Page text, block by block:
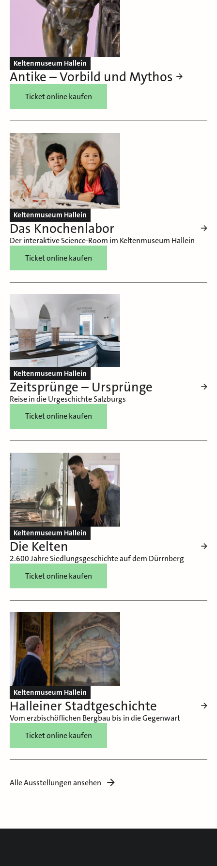
Keltenmuseum Hallein
Antike – Vorbild und Mythos
Ticket online kaufen
Keltenmuseum Hallein
Das Knochenlabor
Der interaktive Science-Room im Keltenmuseum Hallein
Ticket online kaufen
Keltenmuseum Hallein
Zeitsprünge – Ursprünge
Reise in die Urgeschichte Salzburgs
Ticket online kaufen
Keltenmuseum Hallein
Die Kelten
2.600 Jahre Siedlungsgeschichte auf dem Dürrnberg
Ticket online kaufen
Keltenmuseum Hallein
Halleiner Stadtgeschichte
Vom erzbischöflichen Bergbau bis in die Gegenwart
Ticket online kaufen
Alle Ausstellungen ansehen